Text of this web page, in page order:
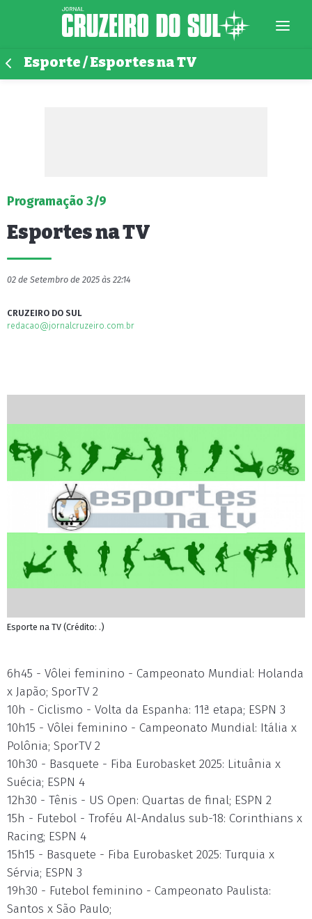
Esporte / Esportes na TV
Programação 3/9
Esportes na TV
02 de Setembro de 2025 às 22:14
CRUZEIRO DO SUL
redacao@jornalcruzeiro.com.br
Esporte na TV (Crédito: .)
6h45 - Vôlei feminino - Campeonato Mundial: Holanda
x Japão; SporTV 2
10h - Ciclismo - Volta da Espanha: 11ª etapa; ESPN 3
10h15 - Vôlei feminino - Campeonato Mundial: Itália x
Polônia; SporTV 2
10h30 - Basquete - Fiba Eurobasket 2025: Lituânia x
Suécia; ESPN 4
12h30 - Tênis - US Open: Quartas de final; ESPN 2
15h - Futebol - Troféu Al-Andalus sub-18: Corinthians x
Racing; ESPN 4
15h15 - Basquete - Fiba Eurobasket 2025: Turquia x
Sérvia; ESPN 3
19h30 - Futebol feminino - Campeonato Paulista:
Santos x São Paulo;